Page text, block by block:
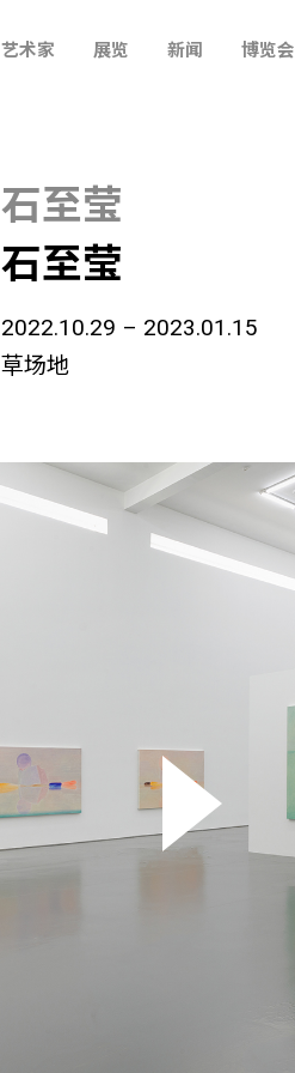
艺术家 展览 新闻 博览会
石至莹
石至莹
2022.10.29 – 2023.01.15
草场地